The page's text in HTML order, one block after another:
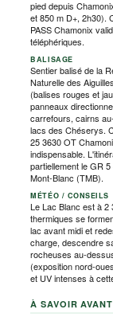
pied depuis
et 850 m D+, 2h30).
PASS Chamonix
téléphériques.
BALISAGE
Sentier balisé de la
Naturelle des
(balises rouges et
panneaux
carrefours, cairns
lacs des Chéserys.
25 3630 OT
indispensable.
partiellement le GR
Mont-Blanc (TMB).
MÉTÉO / CONSEILS
Le Lac Blanc est à 2
thermiques se
lac avant midi et
charge, descendre
rocheuses au-
(exposition nord-
et UV intenses à
À SAVOIR